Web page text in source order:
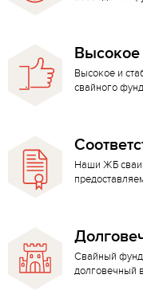
Высокое
Высокое и
свайного
Наши ЖБ сваи
Свайный
долговечный